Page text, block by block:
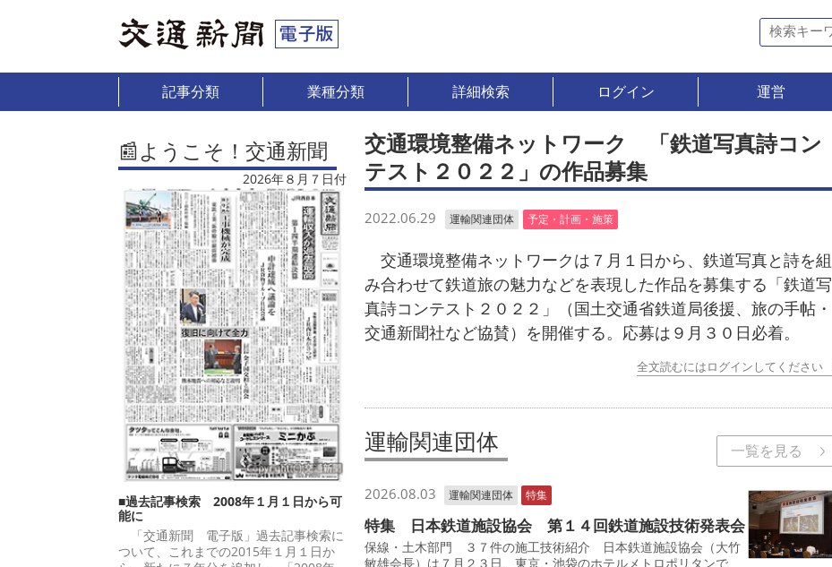
記事分類 業種分類 詳細検索 ログイン 運営
📰ようこそ！交通新聞
2026年８月７日付
■過去記事検索 2008年１月１日から可
能に
「交通新聞 電子版」過去記事検索に
ついて、これまでの2015年１月１日か
交通環境整備ネットワーク 「鉄道写真詩コン
テスト２０２２」の作品募集
2022.06.29 運輸関連団体 予定・計画・施策
交通環境整備ネットワークは７月１日から、鉄道写真と詩を組
み合わせて鉄道旅の魅力などを表現した作品を募集する「鉄道写
真詩コンテスト２０２２」（国土交通省鉄道局後援、旅の手帖・
交通新聞社など協賛）を開催する。応募は９月３０日必着。
全文読むにはログインしてください
運輸関連団体 一覧を見る
2026.08.03 運輸関連団体 特集
特集 日本鉄道施設協会 第１４回鉄道施設技術発表会
保線・土木部門 ３７件の施工技術紹介 日本鉄道施設協会（大竹
敏雄会長）は７月２３日、東京・池袋のホテルメトロポリタンで